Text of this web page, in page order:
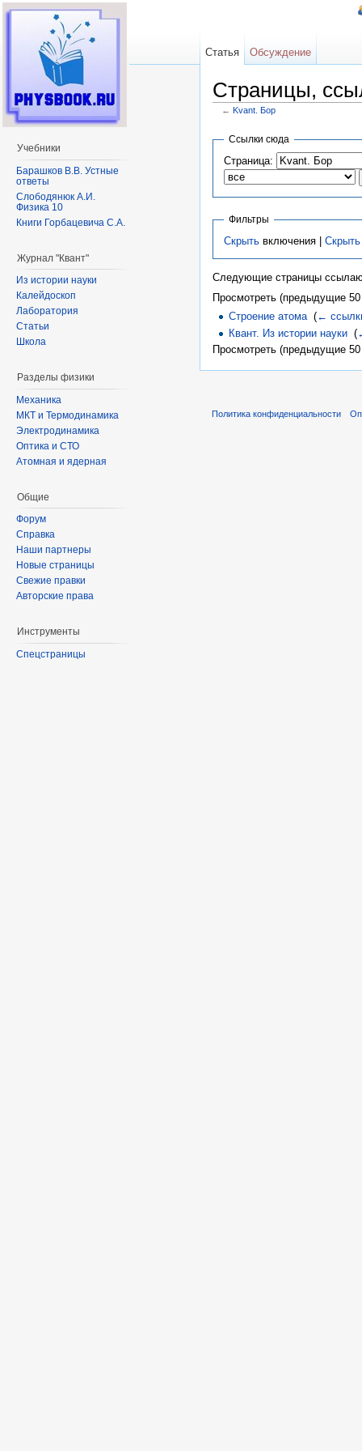
Страницы,
← Kvant. Бор
Ссылки сюда
Страница:
Фильтры
Скрытьвключения | Скрыть
Следующие страницы
Просмотреть (предыдущие
Строение атома‎(←
Квант. Из истории науки ‎(
Просмотреть (предыдущие
Статья Обсуждение
Учебники
Барашков В.В. Устные
ответы
Слободянюк А.И.
Физика 10
Книги Горбацевича С.А.
Журнал "Квант"
Из истории науки
Калейдоскоп
Лаборатория
Статьи
Школа
Разделы физики
Механика
МКТ и Термодинамика
Электродинамика
Оптика и СТО
Атомная и ядерная
Общие
Форум
Справка
Наши партнеры
Новые страницы
Свежие правки
Авторские права
Инструменты
Спецстраницы
Политика конфиденциальности